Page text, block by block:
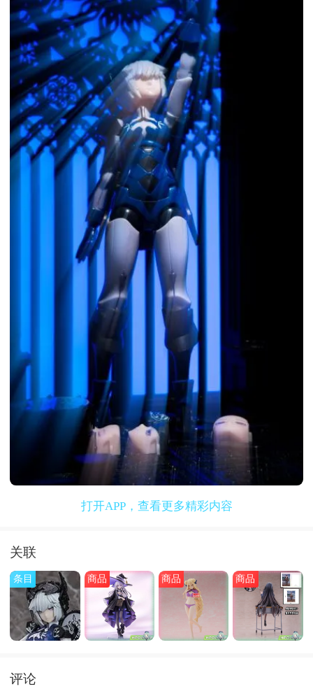
打开APP，查看更多精彩内容
关联
条目 商品 商品 商品
评论